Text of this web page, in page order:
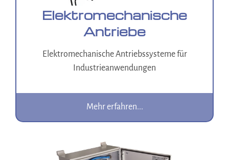
Elektromechanische
Antriebe
Elektromechanische Antriebssysteme für
Industrieanwendungen
Mehr erfahren...